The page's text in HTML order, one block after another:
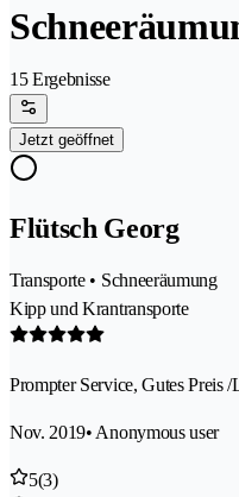
15 Ergebnisse
Jetzt geöffnet
Flütsch Georg
Transporte • Schneeräumung
Kipp und Krantransporte
Prompter Service, Gutes Preis
Nov. 2019• Anonymous user
5(3)